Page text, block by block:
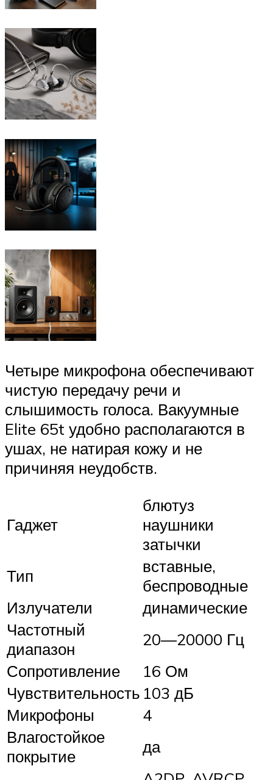
Четыре микрофона обеспечивают
чистую передачу речи и
слышимость голоса. Вакуумные
Elite 65t удобно располагаются в
ушах, не натирая кожу и не
причиняя неудобств.
Гаджет
блютуз
наушники
затычки
Тип
вставные,
беспроводные
Излучатели
динамические
Частотный
диапазон
20—20000 Гц
Сопротивление
16 Ом
Чувствительность 103 дБ
Микрофоны
4
Влагостойкое
покрытие
да